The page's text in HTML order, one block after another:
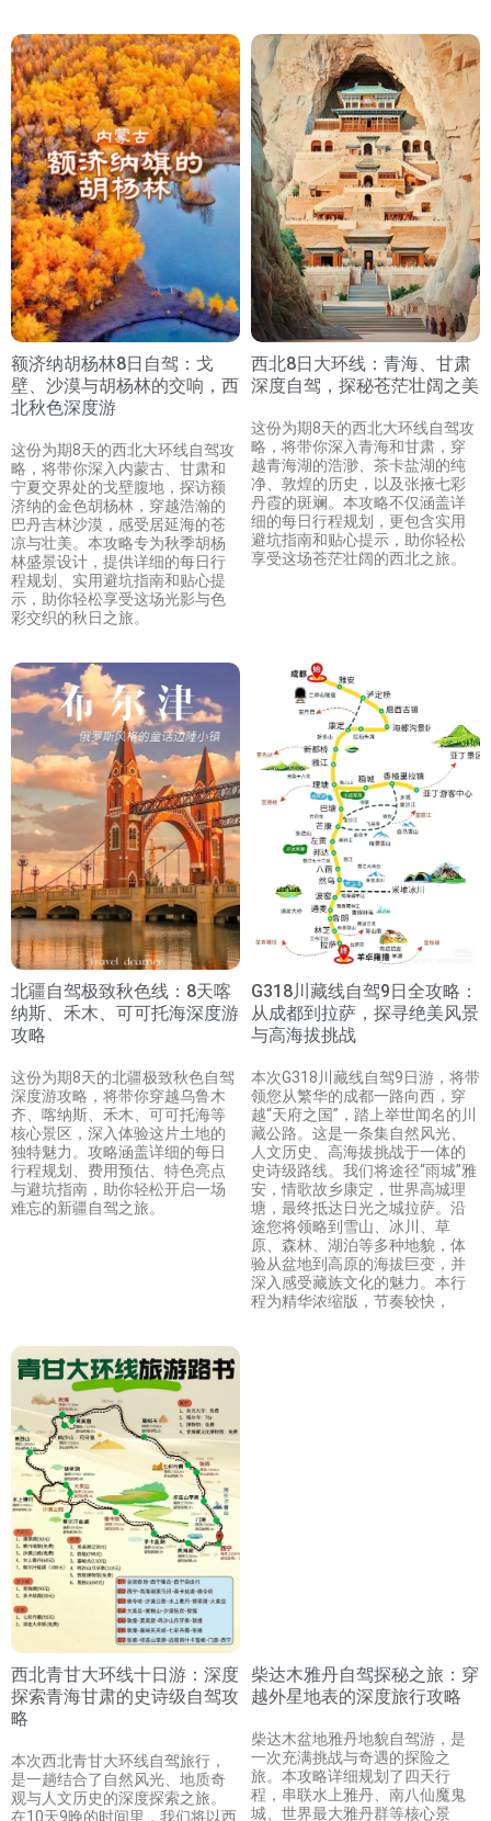
额济纳胡杨林8日自驾：戈
壁、沙漠与胡杨林的交响，西
北秋色深度游
这份为期8天的西北大环线自驾攻
略，将带你深入内蒙古、甘肃和
宁夏交界处的戈壁腹地，探访额
济纳的金色胡杨林，穿越浩瀚的
巴丹吉林沙漠，感受居延海的苍
凉与壮美。本攻略专为秋季胡杨
林盛景设计，提供详细的每日行
程规划、实用避坑指南和贴心提
示，助你轻松享受这场光影与色
彩交织的秋日之旅。
西北8日大环线：青海、甘肃
深度自驾，探秘苍茫壮阔之美
这份为期8天的西北大环线自驾攻
略，将带你深入青海和甘肃，穿
越青海湖的浩渺、茶卡盐湖的纯
净、敦煌的历史，以及张掖七彩
丹霞的斑斓。本攻略不仅涵盖详
细的每日行程规划，更包含实用
避坑指南和贴心提示，助你轻松
享受这场苍茫壮阔的西北之旅。
北疆自驾极致秋色线：8天喀
纳斯、禾木、可可托海深度游
攻略
这份为期8天的北疆极致秋色自驾
深度游攻略，将带你穿越乌鲁木
齐、喀纳斯、禾木、可可托海等
核心景区，深入体验这片土地的
独特魅力。攻略涵盖详细的每日
行程规划、费用预估、特色亮点
与避坑指南，助你轻松开启一场
难忘的新疆自驾之旅。
G318川藏线自驾9日全攻略：
从成都到拉萨，探寻绝美风景
与高海拔挑战
本次G318川藏线自驾9日游，将带
领您从繁华的成都一路向西，穿
越“天府之国”，踏上举世闻名的川
藏公路。这是一条集自然风光、
人文历史、高海拔挑战于一体的
史诗级路线。我们将途径“雨城”雅
安，情歌故乡康定，世界高城理
塘，最终抵达日光之城拉萨。沿
途您将领略到雪山、冰川、草
原、森林、湖泊等多种地貌，体
验从盆地到高原的海拔巨变，并
深入感受藏族文化的魅力。本行
程为精华浓缩版，节奏较快，
西北青甘大环线十日游：深度
探索青海甘肃的史诗级自驾攻
略
本次西北青甘大环线自驾旅行，
是一趟结合了自然风光、地质奇
观与人文历史的深度探索之旅。
在10天9晚的时间里，我们将以西
柴达木雅丹自驾探秘之旅：穿
越外星地表的深度旅行攻略
柴达木盆地雅丹地貌自驾游，是
一次充满挑战与奇遇的探险之
旅。本攻略详细规划了四天行
程，串联水上雅丹、南八仙魔鬼
城、世界最大雅丹群等核心景